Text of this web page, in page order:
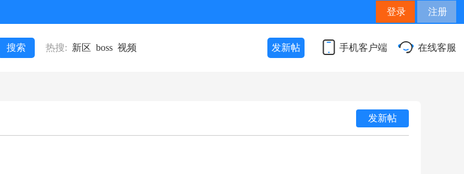
登录 注册
手机客户端 在线客服
搜索 热搜: 新区 boss 视频 发新帖
发新帖